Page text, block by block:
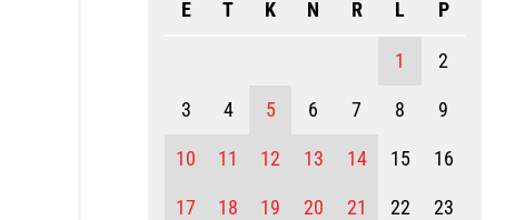
E
T K N R L P
1 2
3 4 5 6 7 8 9
10 11 12 13 14 15 16
17 18 19 20 21 22 23